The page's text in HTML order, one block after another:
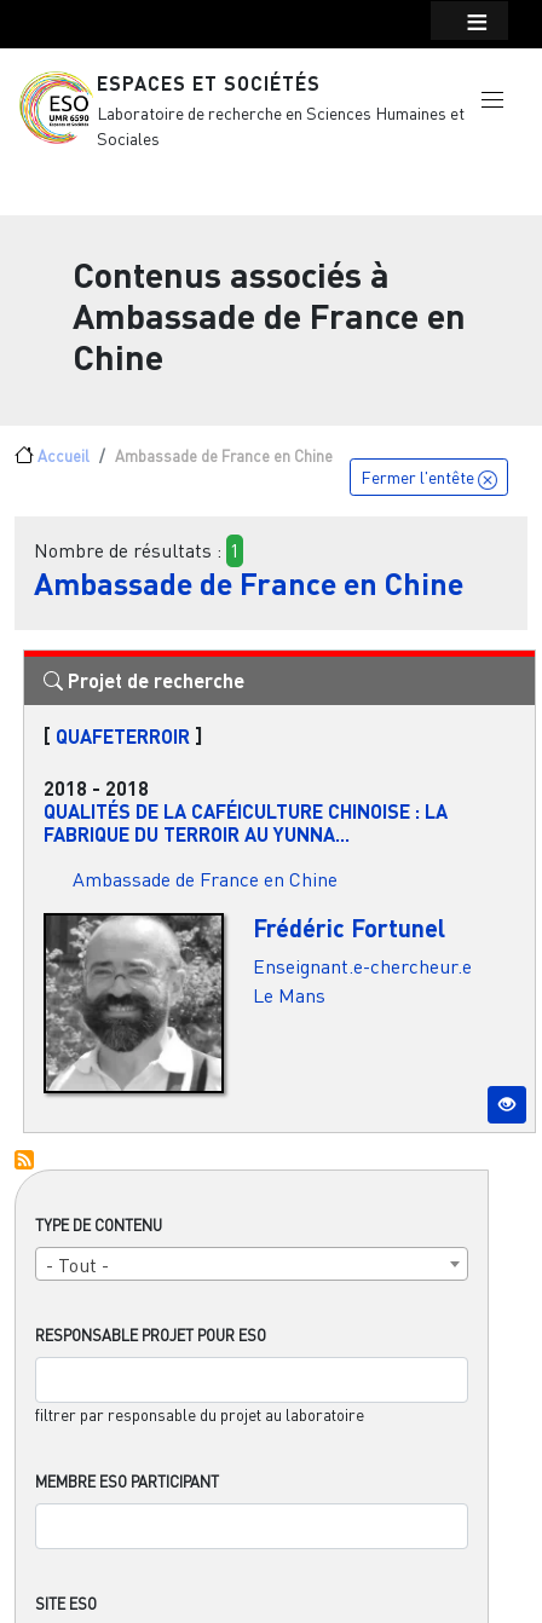
ESPACES ET SOCIÉTÉS
Laboratoire de recherche en Sciences Humaines et
Sociales
Contenus associés à
Ambassade de France en
Chine
Fil d'Ariane
Accueil Ambassade de France en Chine
TYPE DE CONTENU
- Tout -
RESPONSABLE PROJET POUR ESO
filtrer par responsable du projet au laboratoire
MEMBRE ESO PARTICIPANT
SITE ESO
Fermer l'entête
Nombre de résultats : 1
Ambassade de France en Chine
Projet de recherche
[ QUAFETERROIR ]
2018 - 2018
QUALITÉS DE LA CAFÉICULTURE CHINOISE : LA
FABRIQUE DU TERROIR AU YUNNA...
Ambassade de France en Chine
Frédéric Fortunel
Enseignant.e-chercheur.e
Le Mans